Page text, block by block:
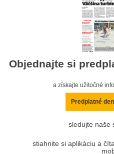
Objednajte si
a získajte užitočné
Predplatné
sledujte naše
stiahnite si aplikáciu a